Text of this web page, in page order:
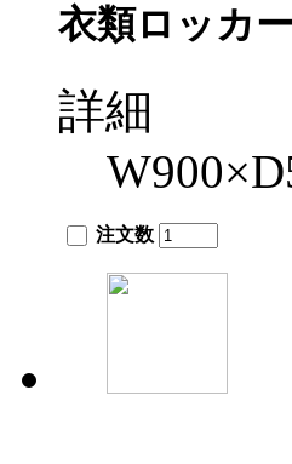
衣類ロッカ
詳細
注文数